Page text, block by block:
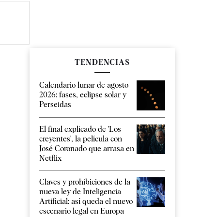
TENDENCIAS
Calendario lunar de agosto
2026: fases, eclipse solar y
Perseidas
El final explicado de 'Los
creyentes', la película con
José Coronado que arrasa en
Netflix
Claves y prohibiciones de la
nueva ley de Inteligencia
Artificial: así queda el nuevo
escenario legal en Europa